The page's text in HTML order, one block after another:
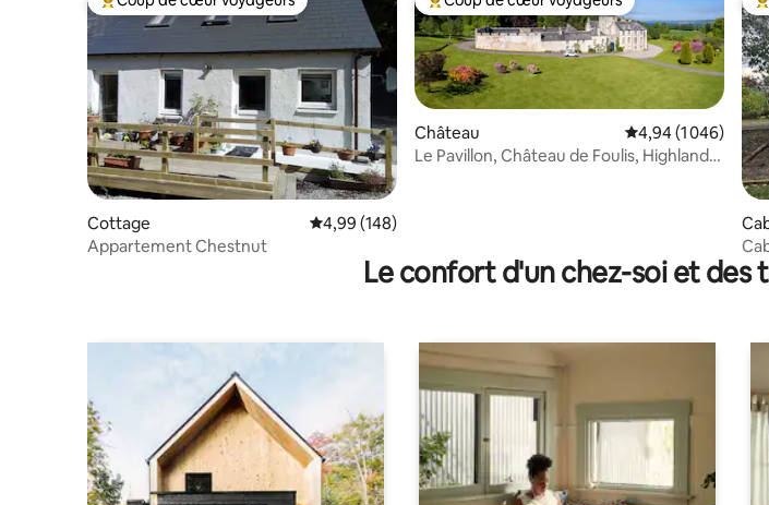
Coups de cœur voyageurs les plus appréciés
Cottage Évaluation moyenne sur la base de 148 commentaires : 4,99
4,99 (148)
Appartement Chestnut
Coups de cœur voyageurs les plus appréciés
Château Évaluation
4,94 (1 046)
Le Pavillon, Château de Foulis, Highlands
Le confort d'un chez-soi et des